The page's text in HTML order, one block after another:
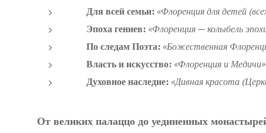
⚜️ Для всей семьи: «Флоренция для детей
⚜️ Эпоха гениев: «Флоренция — колыбель
⚜️ По следам Поэта: «Божественная
⚜️ Власть и искусство: «Флоренция и
⚜️ Духовное наследие: «Дивная красота
От великих палаццо до уединенных